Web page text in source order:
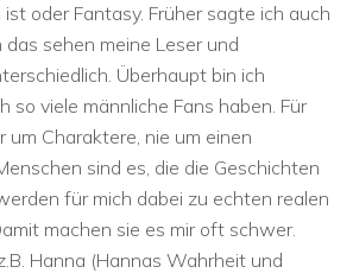
oder Fantasy. Früher sagte ich auch
das sehen meine Leser und
Überhaupt bin ich
so viele männliche Fans haben. Für
um Charaktere, nie um einen
sind es, die die Geschichten
für mich dabei zu echten realen
machen sie es mir oft schwer.
Hanna (Hannas Wahrheit und